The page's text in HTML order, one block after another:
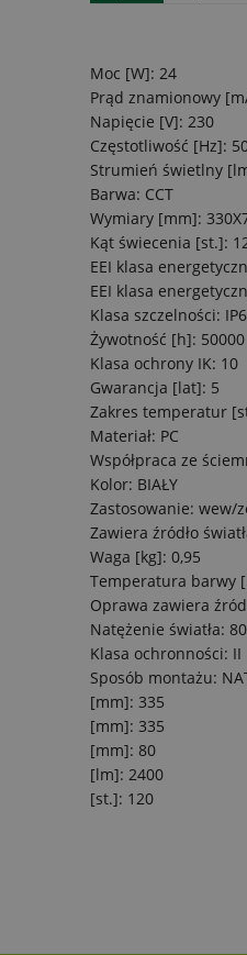
Moc [W]: 24
Prąd znamionowy
Napięcie [V]: 230
Częstotliwość [Hz]:
Strumień świetlny
Barwa: CCT
Wymiary [mm]:
Kąt świecenia [st.]:
EEI klasa
EEI klasa
Klasa szczelności:
Żywotność [h]: 50000
Klasa ochrony IK: 10
Gwarancja [lat]: 5
Zakres temperatur
Materiał: PC
Współpraca ze
Kolor: BIAŁY
Zastosowanie: wew/
Zawiera źródło
Waga [kg]: 0,95
Temperatura barwy
Oprawa zawiera
Natężenie światła:
Klasa ochronności: II
Sposób montażu:
[mm]: 335
[mm]: 335
[mm]: 80
[lm]: 2400
[st.]: 120